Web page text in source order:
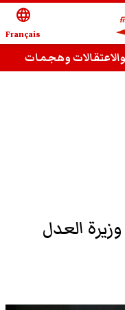
language
Français
وهجمات
وزيرة العدل